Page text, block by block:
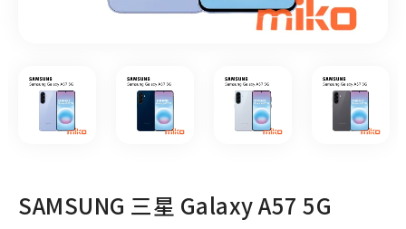
SAMSUNG 三星 Galaxy A57 5G